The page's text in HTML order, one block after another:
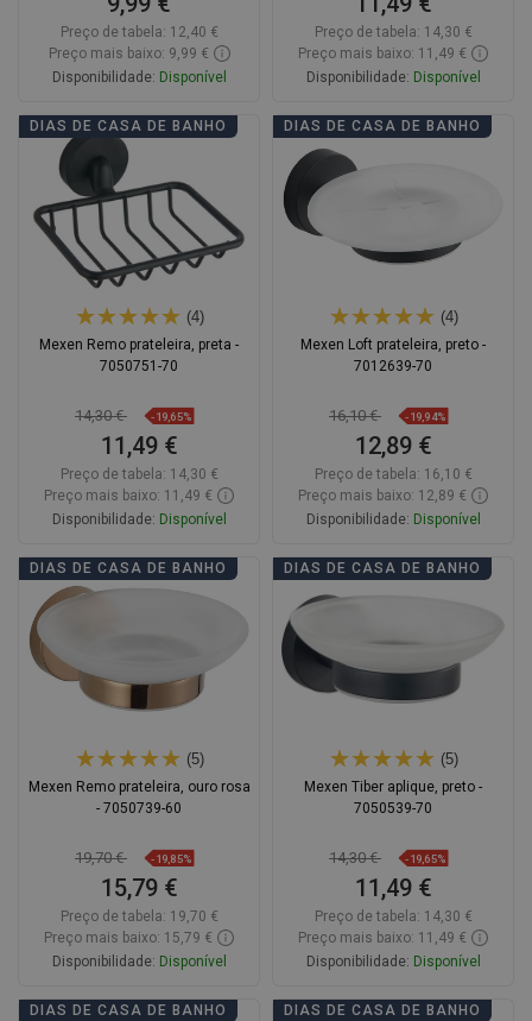
Preço de tabela: 12,40 €
Preço mais baixo: 9,99 €
Disponibilidade: Disponível
Adicionar
Comparar
Preço de tabela: 14,30 €
Preço mais baixo: 11,49 €
Disponibilidade: Disponível
Adicionar
Comparar
DIAS DE CASA DE BANHO
(4)
Mexen Remo prateleira, preta -
7050751-70
14,30 € -19,65%
11,49 €
Preço de tabela: 14,30 €
Preço mais baixo: 11,49 €
Disponibilidade: Disponível
Adicionar
DIAS DE CASA DE BANHO
(4)
Mexen Loft prateleira, preto -
7012639-70
16,10 € -19,94%
12,89 €
Preço de tabela: 16,10 €
Preço mais baixo: 12,89 €
Disponibilidade: Disponível
Adicionar
DIAS DE CASA DE BANHO
(5)
Mexen Remo prateleira, ouro rosa
- 7050739-60
19,70 € -19,85%
15,79 €
Preço de tabela: 19,70 €
Preço mais baixo: 15,79 €
Disponibilidade: Disponível
Adicionar
DIAS DE CASA DE BANHO
(5)
Mexen Tiber aplique, preto -
7050539-70
14,30 € -19,65%
11,49 €
Preço de tabela: 14,30 €
Preço mais baixo: 11,49 €
Disponibilidade: Disponível
Adicionar
DIAS DE CASA DE BANHO DIAS DE CASA DE BANHO